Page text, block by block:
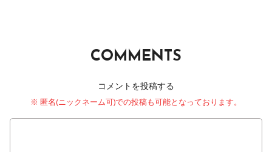
COMMENTS
コメントを投稿する
※ 匿名(ニックネーム可)での投稿も可能となっております。